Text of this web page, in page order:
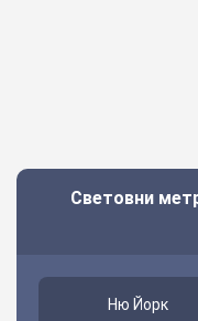
Световни
Ню Йорк